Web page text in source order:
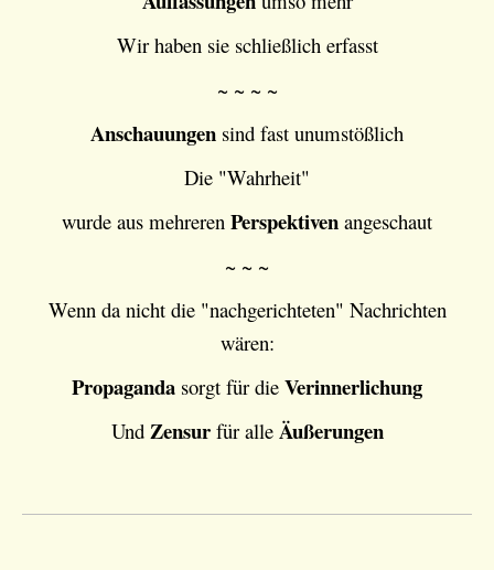
Wir haben sie schließlich erfasst
~ ~ ~ ~
Anschauungen sind fast unumstößlich
Die "Wahrheit"
wurde aus mehreren Perspektiven angeschaut
~ ~ ~
Wenn da nicht die "nachgerichteten" Nachrichten
wären:
Propaganda sorgt für die Verinnerlichung
Und Zensurfür alle Äußerungen